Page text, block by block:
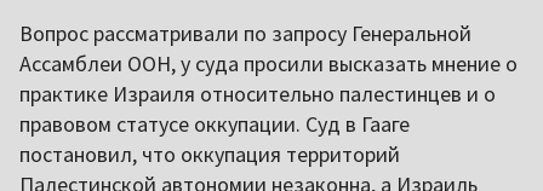
Вопрос рассматривали по запросу Генеральной
Ассамблеи ООН, у суда просили высказать мнение о
практике Израиля относительно палестинцев и о
правовом статусе оккупации. Суд в Гааге
постановил, что оккупация территорий
Палестинской автономии незаконна, а Израиль